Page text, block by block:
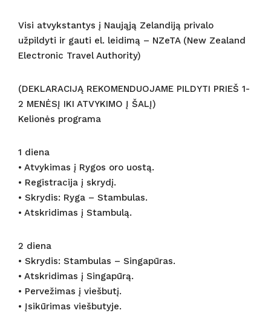
Visi atvykstantys į Naująją Zelandiją privalo
užpildyti ir gauti el. leidimą – NZeTA (New Zealand
Electronic Travel Authority)
(DEKLARACIJĄ REKOMENDUOJAME PILDYTI PRIEŠ 1-
2 MENĖSĮ IKI ATVYKIMO Į ŠALĮ)
Kelionės programa
1 diena
• Atvykimas į Rygos oro uostą.
• Registracija į skrydį.
• Skrydis: Ryga – Stambulas.
• Atskridimas į Stambulą.
2 diena
• Skrydis: Stambulas – Singapūras.
• Atskridimas į Singapūrą.
• Pervežimas į viešbutį.
• Įsikūrimas viešbutyje.